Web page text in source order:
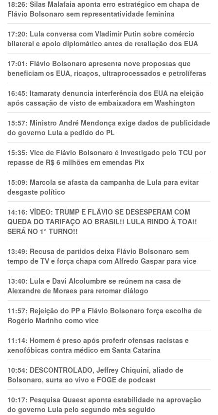
18:26: Silas Malafaia aponta erro estratégico em chapa de
Flávio Bolsonaro sem representatividade feminina
17:20: Lula conversa com Vladimir Putin sobre comércio
bilateral e apoio diplomático antes de retaliação dos EUA
17:01: Flávio Bolsonaro apresenta nove propostas que
beneficiam os EUA, ricaços, ultraprocessados e petrolíferas
16:45: Itamaraty denuncia interferência dos EUA na eleição
após cassação de visto de embaixadora em Washington
15:57: Ministro André Mendonça exige dados de publicidade
do governo Lula a pedido do PL
15:35: Vice de Flávio Bolsonaro é investigado pelo TCU por
repasse de R$ 6 milhões em emendas Pix
15:09: Marcola se afasta da campanha de Lula para evitar
desgaste político
14:16: VÍDEO: TRUMP E FLÁVIO SE DESESPERAM COM
QUEDA DO TARIFAÇO AO BRASIL!! LULA RINDO À TOA!!
SERÁ NO 1° TURNO!!
13:49: Recusa de partidos deixa Flávio Bolsonaro sem
tempo de TV e força chapa com Alfredo Gaspar para vice
13:40: Lula e Davi Alcolumbre se reúnem na casa de
Alexandre de Moraes para retomar diálogo
11:57: Rejeição do PP a Flávio Bolsonaro força escolha de
Rogério Marinho como vice
11:14: Homem é preso após proferir ofensas racistas e
xenofóbicas contra médico em Santa Catarina
10:54: DESCONTROLADO, Jeffrey Chiquini, aliado de
Bolsonaro, surta ao vivo e FOGE de podcast
10:17: Pesquisa Quaest aponta estabilidade na aprovação
do governo Lula pelo segundo mês seguido